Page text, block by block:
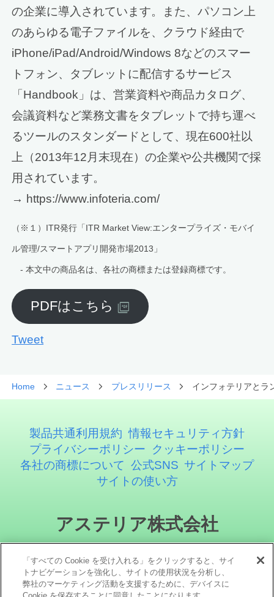
の企業に導入されています。また、パソコン上
のあらゆる電子ファイルを、クラウド経由で
iPhone/iPad/Android/Windows 8などのスマー
トフォン、タブレットに配信するサービス
「Handbook」は、営業資料や商品カタログ、
会議資料など業務文書をタブレットで持ち運べ
るツールのスタンダードとして、現在600社以
上（2013年12月末現在）の企業や公共機関で採
用されています。
→ https://www.infoteria.com/
（※１）ITR発行「ITR Market View:エンタープライズ・モバイ
ル管理/スマートアプリ開発市場2013」
- 本文中の商品名は、各社の商標または登録商標です。
PDFはこちら
Tweet
Home ニュース プレスリリース インフォテリアとラ
製品共通利用規約 情報セキュリティ方針
プライバシーポリシー
クッキーポリシー
各社の商標について 公式SNS サイトマップ
サイトの使い方
アステリア株式会社
「すべての Cookie を受け入れる」をクリックすると、サイ
トナビゲーションを強化し、サイトの使用状況を分析し、
弊社のマーケティング活動を支援するために、デバイスに